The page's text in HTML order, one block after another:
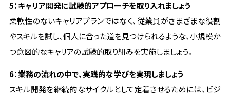
5：キャリア開発に試験的アプローチを取り入れましょう
柔軟性のないキャリアプランではなく、従業員がさまざまな役割
やスキルを試し、個人に合った道を見つけられるような、小規模か
つ意図的なキャリアの試験的取り組みを実施しましょう。
6：業務の流れの中で、実践的な学びを実現しましょう
スキル開発を継続的なサイクルとして定着させるためには、ビジ